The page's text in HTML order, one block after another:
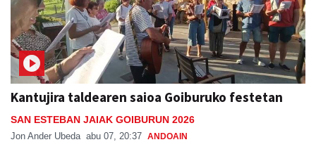
Kantujira taldearen saioa Goiburuko festetan
SAN ESTEBAN JAIAK GOIBURUN 2026
Jon Ander Ubeda abu 07, 20:37 ANDOAIN